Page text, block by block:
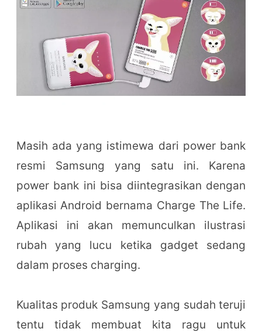
Masih ada yang istimewa dari power bank
resmi Samsung yang satu ini. Karena
power bank ini bisa diintegrasikan dengan
aplikasi Android bernama Charge The Life.
Aplikasi ini akan memunculkan ilustrasi
rubah yang lucu ketika gadget sedang
dalam proses charging.
Kualitas produk Samsung yang sudah teruji
tentu tidak membuat kita ragu untuk